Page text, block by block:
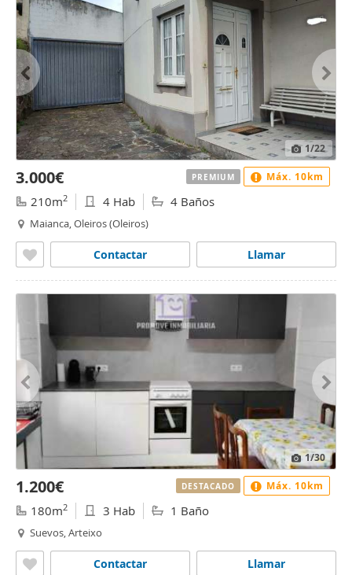
1/22
3.000€
210m2 4 Hab 4 Baños
Maianca, Oleiros (Oleiros)
Llamar
Contactar
PREMIUM Máx. 10km
1/30
1.200€
180m2 3 Hab 1 Baño
Suevos, Arteixo
Llamar
Contactar
DESTACADO Máx. 10km